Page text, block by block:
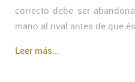
correcto debe ser
mano al rival antes de que
Leer más...